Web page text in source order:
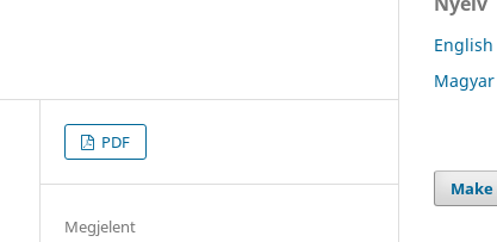
PDF
Megjelent
English
Magyar
Make